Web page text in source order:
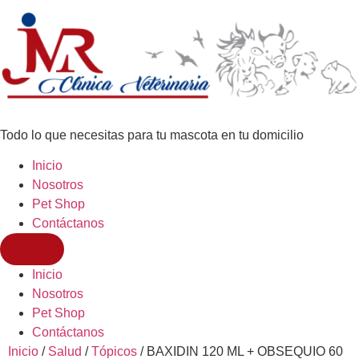
Todo lo que necesitas para tu mascota en tu domicilio
Inicio
Nosotros
Pet Shop
Contáctanos
Inicio
Nosotros
Pet Shop
Contáctanos
Inicio / Salud /Tópicos / BAXIDIN 120 ML + OBSEQUIO 60